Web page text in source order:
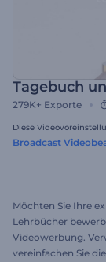
Tagebuch
279K+ Exporte
Diese
Broadcast
Möchten Sie Ihre
Lehrbücher
Videowerbung.
vereinfachen Sie